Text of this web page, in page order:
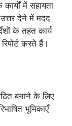
में सहायता
देने में मदद
के तहत कार्य
करते हैं।
बनाने के लिए
भूमिकाएँ